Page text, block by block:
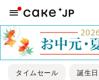
タイムセール 誕生日